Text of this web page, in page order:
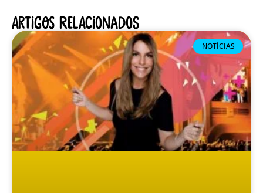
Artigos relacionados
NOTÍCIAS